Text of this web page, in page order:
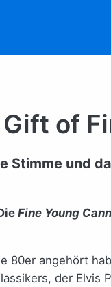
of
Stimme und
Fine Young
80er angehört
der